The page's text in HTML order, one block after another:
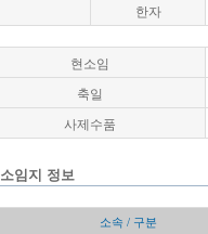
한자
현소임
축일
사제수품
소임지 정보
소속 / 구분